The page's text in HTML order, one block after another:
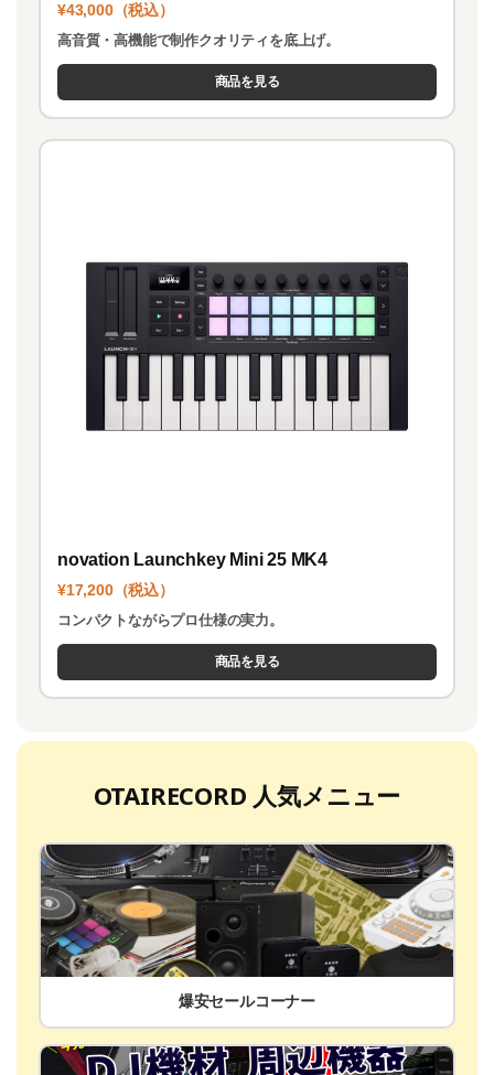
¥43,000（税込）
高音質・高機能で制作クオリティを底上げ。
商品を見る
novation Launchkey Mini 25 MK4
¥17,200（税込）
コンパクトながらプロ仕様の実力。
商品を見る
OTAIRECORD 人気メニュー
爆安セールコーナー